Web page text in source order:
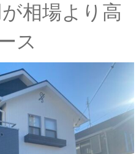
相場より高
ス